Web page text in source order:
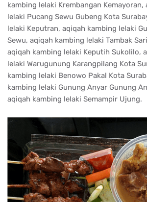
kambing lelaki Krembangan Kemayoran,
lelaki Pucang Sewu Gubeng Kota
lelaki Keputran, aqiqah kambing lelaki
Sewu, aqiqah kambing lelaki Tambak
aqiqah kambing lelaki Keputih Sukolilo,
lelaki Warugunung Karangpilang Kota
kambing lelaki Benowo Pakal Kota
kambing lelaki Gunung Anyar Gunung
aqiqah kambing lelaki Semampir Ujung.